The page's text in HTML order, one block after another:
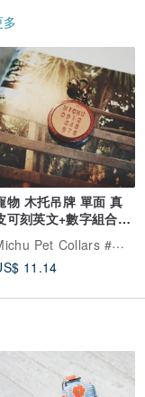
物 木托吊牌 單面 真
可刻英文+數字組合
搭配鈴鐺 共3色
Michu Pet Collars #美珠手作
11.14